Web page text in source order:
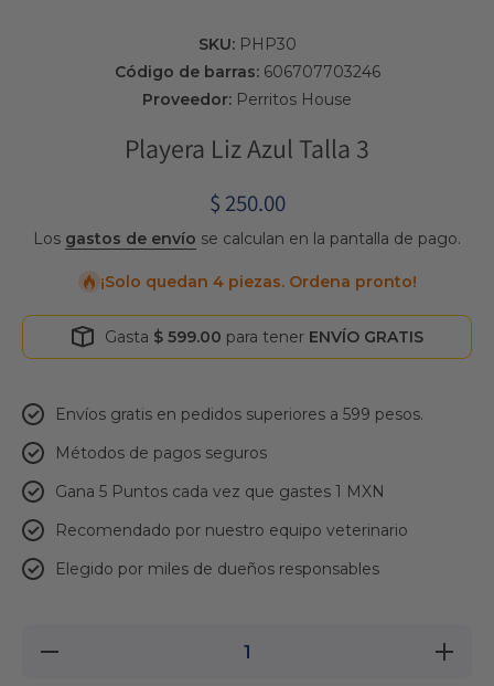
SKU: PHP30
Código de barras:606707703246
Proveedor: Perritos House
Playera Liz Azul Talla 3
$ 250.00
Los gastos de envío se calculan en la pantalla de pago.
¡Solo quedan 4 piezas. Ordena pronto!
Gasta $ 599.00 para tener ENVÍO GRATIS
Envíos gratis en pedidos superiores a 599 pesos.
Métodos de pagos seguros
Gana 5 Puntos cada vez que gastes 1 MXN
Recomendado por nuestro equipo veterinario
Elegido por miles de dueños responsables
Reducir
Aumentar
cantidad